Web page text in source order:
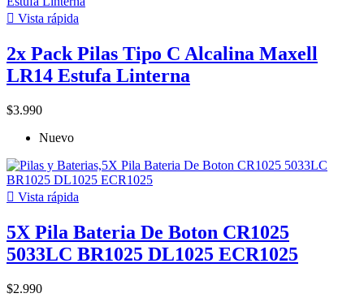
 Vista rápida
2x Pack Pilas Tipo C Alcalina Maxell
LR14 Estufa Linterna
$3.990
Nuevo
 Vista rápida
5X Pila Bateria De Boton CR1025
5033LC BR1025 DL1025 ECR1025
$2.990